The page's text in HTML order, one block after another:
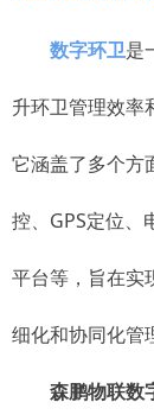
数字环卫是
升环卫管理效率
它涵盖了多个方
控、GPS定位、
平台等，旨在实
细化和协同化管
森鹏物联数字